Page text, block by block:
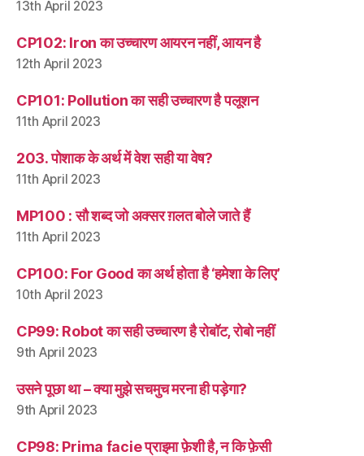
13th April 2023
CP102: Iron का उच्चारण आयरन नहीं, आयन है
12th April 2023
CP101: Pollution का सही उच्चारण है पलूशन
11th April 2023
203. पोशाक के अर्थ में वेश सही या वेष?
11th April 2023
MP100 : सौ शब्द जो अक्सर ग़लत बोले जाते हैं
11th April 2023
CP100: For Good का अर्थ होता है ‘हमेशा के लिए’
10th April 2023
CP99: Robot का सही उच्चारण है रोबॉट, रोबो नहीं
9th April 2023
उसने पूछा था – क्या मुझे सचमुच मरना ही पड़ेगा?
9th April 2023
CP98: Prima facie प्राइमा फ़ेशी है, न कि फ़ेसी